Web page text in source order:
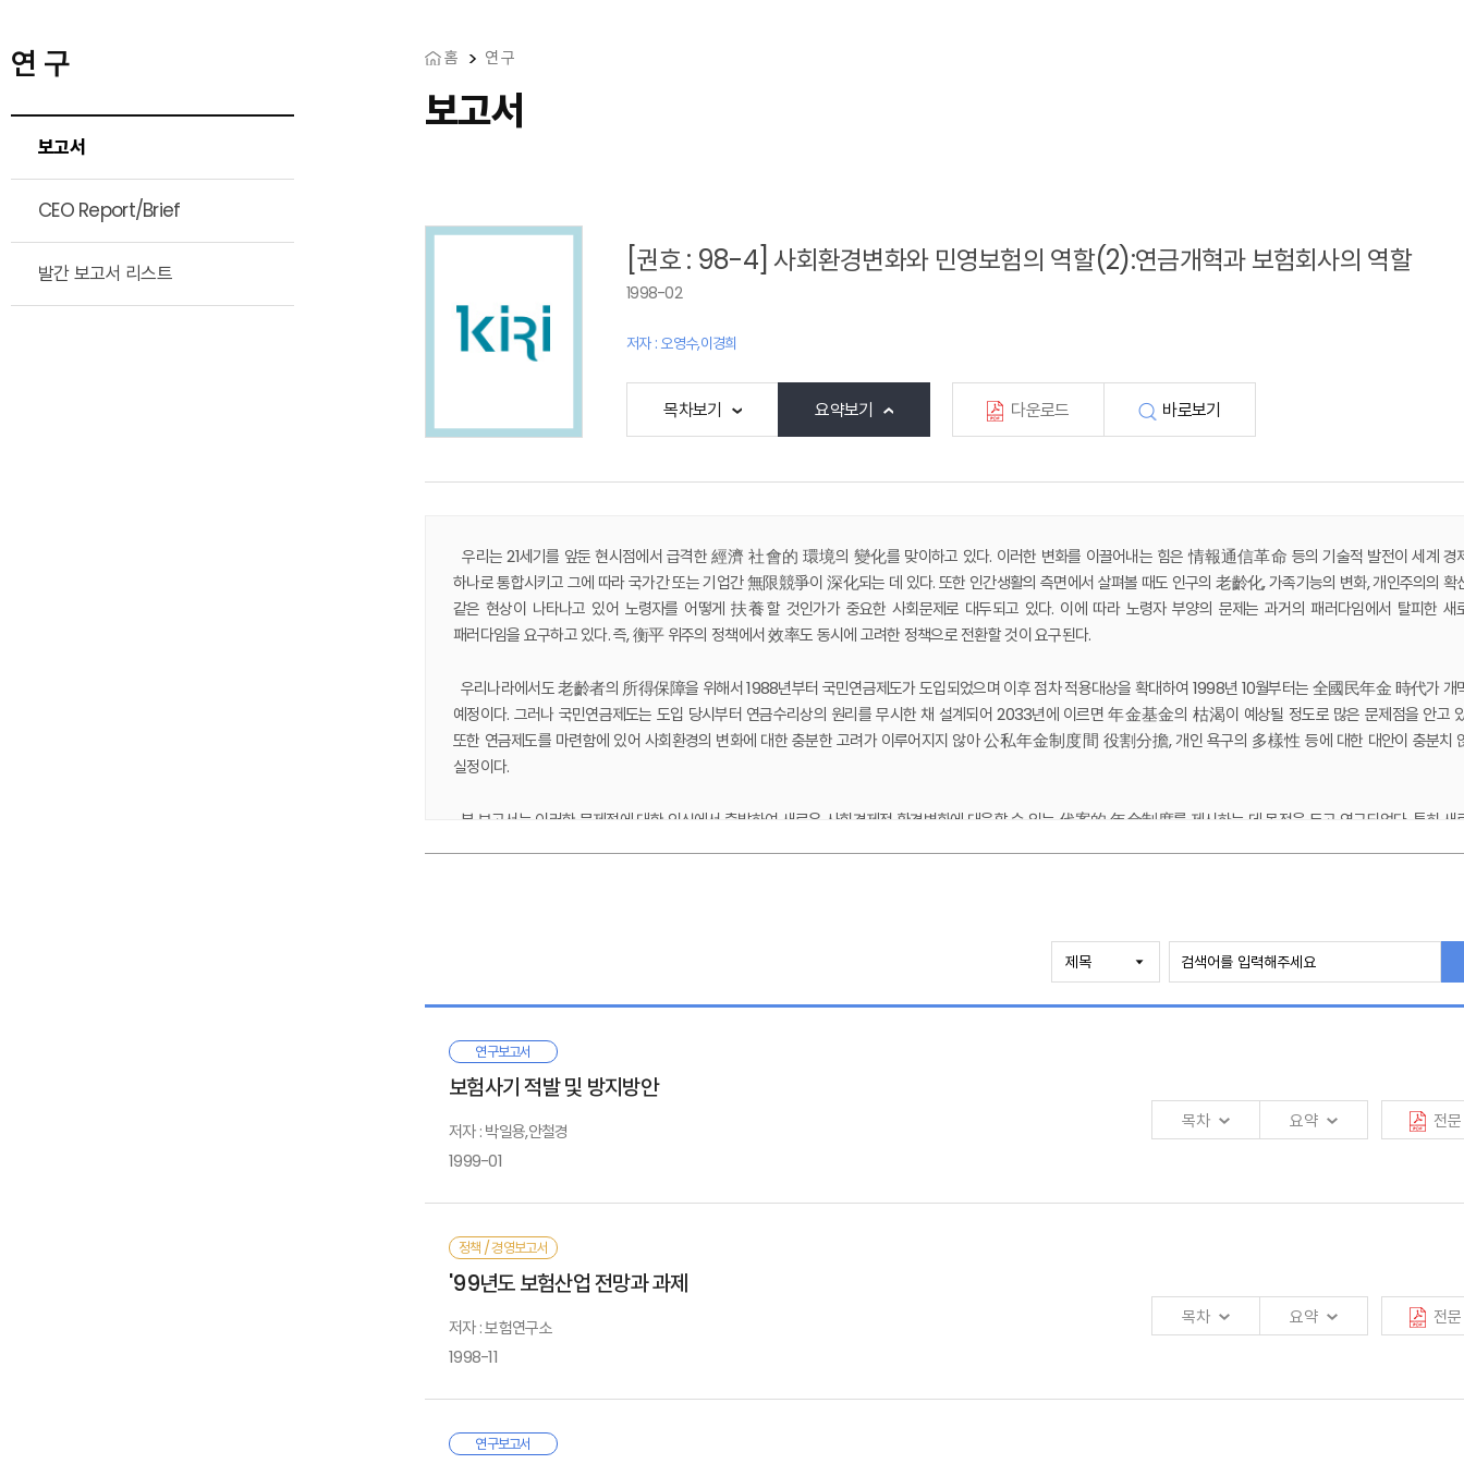
연 구
보고서
CEO Report/Brief
발간 보고서 리스트
홈 연 구
보고서
[권호 : 98-4] 사회환경변화와 민영보험의 역할(2):연금개혁과 보험회사의 역할
1998-02
저자 : 오영수,이경희
목차보기 요약보기 다운로드 바로보기
우리는 21세기를 앞둔 현시점에서 급격한 經濟 社會的 環境의 變化를 맞이하고 있다. 이러한 변화를 이끌어내는 힘은 情報通信革命 등의 기술적 발전이 세계 경
하나로 통합시키고 그에 따라 국가간 또는 기업간 無限競爭이 深化되는 데 있다. 또한 인간생활의 측면에서 살펴볼 때도 인구의 老齡化, 가족기능의 변화, 개인주의의 확
같은 현상이 나타나고 있어 노령자를 어떻게 扶養할 것인가가 중요한 사회문제로 대두되고 있다. 이에 따라 노령자 부양의 문제는 과거의 패러다임에서 탈피한 새
패러다임을 요구하고 있다. 즉, 衡平 위주의 정책에서 效率도 동시에 고려한 정책으로 전환할 것이 요구된다.
우리나라에서도 老齡者의 所得保障을 위해서 1988년부터 국민연금제도가 도입되었으며 이후 점차 적용대상을 확대하여 1998년 10월부터는 全國民年金 時代가 개
예정이다. 그러나 국민연금제도는 도입 당시부터 연금수리상의 원리를 무시한 채 설계되어 2033년에 이르면 年金基金의 枯渴이 예상될 정도로 많은 문제점을 안고
또한 연금제도를 마련함에 있어 사회환경의 변화에 대한 충분한 고려가 이루어지지 않아 公私年金制度間 役割分擔, 개인 욕구의 多樣性 등에 대한 대안이 충분치
실정이다.
본 보고서는 이러한 문제점에 대한 인식에서 출발하여 새로운 사회경제적 환경변화에 대응할 수 있는 代案的 年金制度를 제시하는 데 목적을 두고 연구되었다. 특히 새
본 보고서에서는 향후 사회환경변화에 맞추어 공적연금을 基礎國民年金과 所得比例國民年金으로 二元化시켜, 기초국민연금으로 하여금 노령자의 최저생활수
보장하도록 하고 나머지 충분하고 여유 있는 생활을 위한 부분은 개인의 自助努力에 맡길 것을 건의하고 있다. 또한 퇴직연금의 도입에 맞추어 퇴직연금 가입자에
소득비례국민연금을 적용제외시킴으로써 연금제도간 連繫를 강화함과 아울러 效率化를 도모할 것을 건의하고 있다.
본 보고서는 본원의 吳英秀 동향분석팀장과 李京姬 연구원에 의해 작성되었다. 그 과정에서 본원의 고문과 초빙연구위원으로 아낌없는 자문을 해준 서강대학교의 李
교수와 충북대학교의 金基洪 교수에게 깊은 고마움을 느낀다. 또한 내부의 원고검토자로서 충실한 검토를 해준 성주호 부연구위원과 서정수 차장에게도 노고를 치하
마지막으로 본 보고서의 내용은 筆者들의 個人的 意見이며, 본원의 공식견해가 아님을 밝혀둔다.
Ⅱ. 사회 경제환경변화와 연금개혁의 필요성
1. 사회 경제환경변화에 따른 요인
2. 연금제도적 요인
Ⅲ. 연금개혁의 유형과 경제적 효과
1. 연금개혁의 유형
Ⅳ. 연금제도 개혁의 방향과 연금제도간 조정
연구보고서
보험사기 적발 및 방지방안
저자 : 박일용,안철경
1999-01
목차 요약 전문
다가오는 새천년의 보험산업은 시장에서의 치열한 경쟁을 예고하고 있으며, 향후 보험사의 경영에 있어 경쟁적 우위를 확보하고자 하는 노력이 핵심전략과제로
부상하고 있다. 따라서 언더라이팅 이익의 구현을 통한 경쟁우위의 확보는 보험서비스 경쟁과 더불어 보험사기와 같은 비정상적인 손실을 줄이는 노력이 요구된다.
보험사기는 보험의 부정적인 특성인 도덕적해이와 역선택이 표면화되는 현상으로 보험산업과 나아가 사회 전반적인 시스템에 대한 효율성을 저해하는 심각한
범죄이다. 따라서 보험사기의 문제는 경제적 이해관계에 있어서는 보험사에게 가장 직접적으로 해당되지만 그 파급효과는 보험계약자, 주주, 그리고 모든 소비자와
보험사기의 문제를 해결하는 것은 결코 쉬운 일이 아니다. 이를 위해 보험회사, 감독당국 및 소비자 모두가 보험사기 적발 및 범죄방지에 만전을 기하고 아울러
보험사기 발생을 최소화할 수 있도록 제반 환경을 조성하기 위해 장기간에 걸친 공동작업이 이루어져야 할 것이다.
Ⅰ.
서론
정책 / 경영보고서
'99년도 보험산업 전망과 과제
저자 : 보험연구소
1998-11
목차 요약 전문
최근의 金融危機는 보험산업을 둘러싼 제반 여건의 不確實性을 증대시켜 그 어느 때보다 보험사업의 경영에 많은 어려움을 주고 있습니다. 특히 금융시장 개방으로
연구보고서